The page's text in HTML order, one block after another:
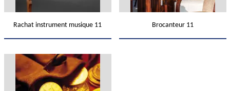
Rachat instrument musique 11 Brocanteur 11